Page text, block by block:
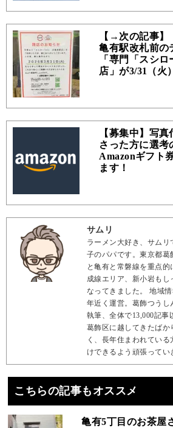
【→次の記事】
亀有駅改札前の
「専門「スシ
店」が3/31（火
【募集中】写
さった方に選考
Amazonギフト
ます！
サムリ
ラーメン大好き、サム
子のパパです。東京都
と亀有と常磐線を重点
成線エリア、新小岩も
なってきました。 地域
年近く運営。葛飾つうし
執筆、全体で13,000記事
葛飾区に越してきたばか
く、長年住まわれてい
けできるよう頑張ってい
こちらの記事もオススメ
亀有5丁目のお茶屋